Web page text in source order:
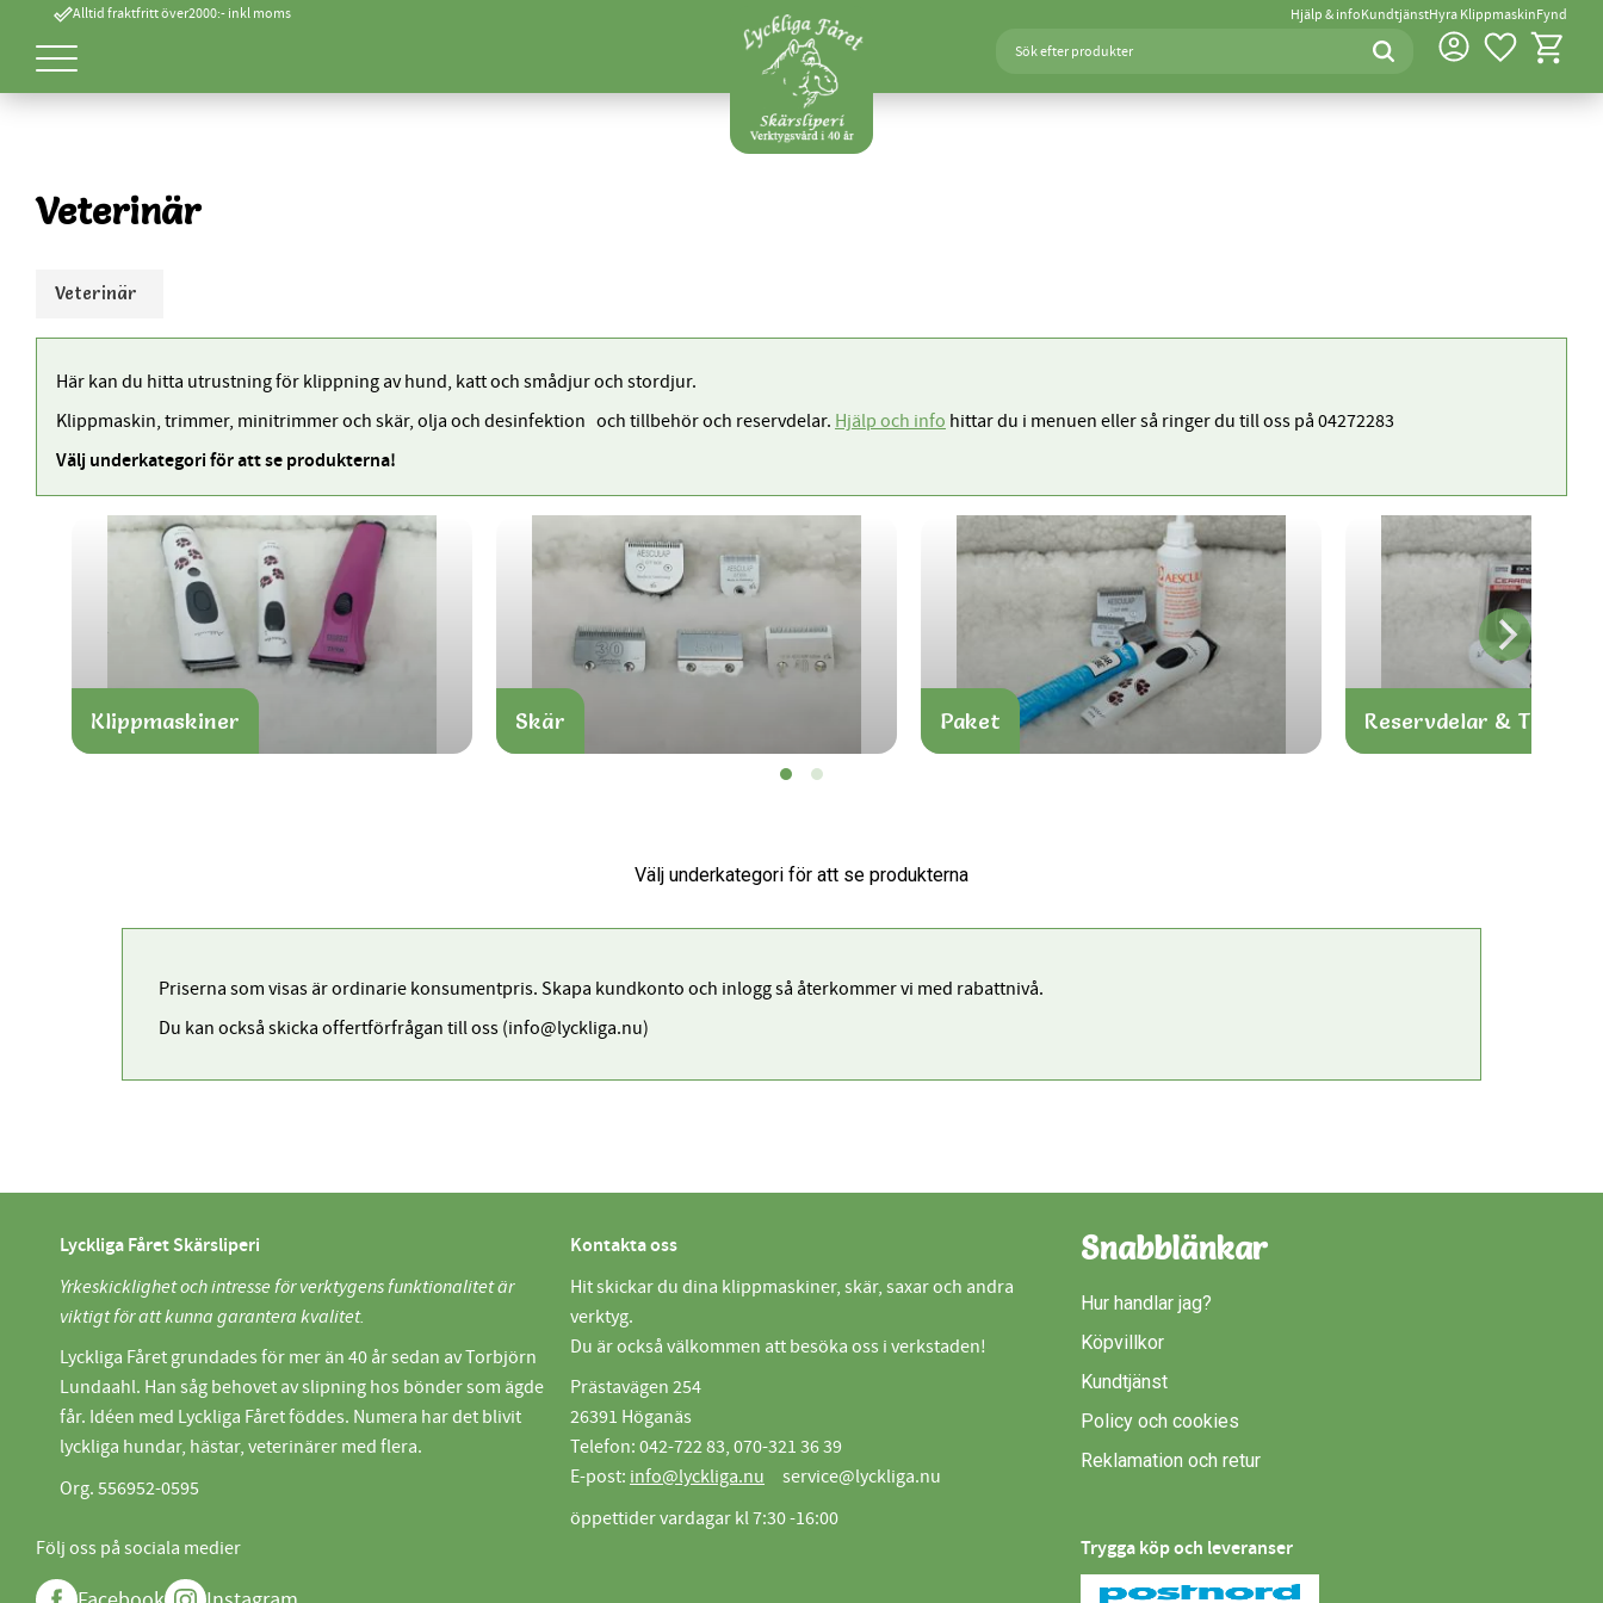
done_outlineAlltid fraktfritt över2000:- inkl moms Hjälp & infoKundtjänstHyra KlippmaskinFynd
Favoriter
Kundvagn
Veterinär
Veterinär
Här kan du hitta utrustning för klippning av hund, katt och smådjur och stordjur.
Klippmaskin, trimmer, minitrimmer och skär, olja och desinfektion och tillbehör och reservdelar. Hjälp och info hittar du i menuen eller så ringer du till oss på 04272283
Välj underkategori för att se produkterna!
Klippmaskiner Skär Paket Reservdelar &
Priserna som visas är ordinarie konsumentpris. Skapa kundkonto och inlogg så återkommer vi med rabattnivå.
Du kan också skicka offertförfrågan till oss (info@lyckliga.nu)
Lyckliga Fåret Skärsliperi
Yrkeskicklighet och intresse för verktygens funktionalitet är
viktigt för att kunna garantera kvalitet.
Lyckliga Fåret grundades för mer än 40 år sedan av Torbjörn
Lundaahl. Han såg behovet av slipning hos bönder som ägde
får. Idéen med Lyckliga Fåret föddes. Numera har det blivit
lyckliga hundar, hästar, veterinärer med flera.
Org. 556952-0595
Kontakta oss
Hit skickar du dina klippmaskiner, skär, saxar och andra
verktyg.
Du är också välkommen att besöka oss i verkstaden!
Prästavägen 254
26391 Höganäs
Telefon: 042-722 83, 070-321 36 39
E-post: info@lyckliga.nu service@lyckliga.nu
öppettider vardagar kl 7:30 -16:00
Snabblänkar
Hur handlar jag?
Köpvillkor
Kundtjänst
Policy och cookies
Reklamation och retur
Följ oss på sociala medier Trygga köp och leveranser